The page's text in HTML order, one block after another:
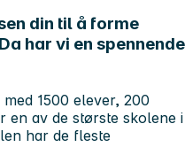
din til å forme
har vi en spennende
1500 elever, 200
en av de største skolene i
har de fleste